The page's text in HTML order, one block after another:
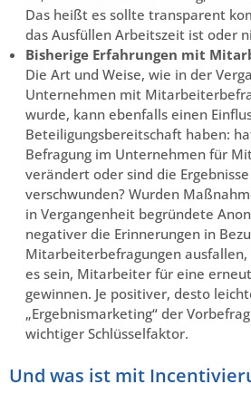
Das heißt es sollte transparent
das Ausfüllen Arbeitszeit ist oder
Bisherige Erfahrungen mit
Die Art und Weise, wie in der
Unternehmen mit
wurde, kann ebenfalls einen
Beteiligungsbereitschaft haben:
Befragung im Unternehmen für
verändert oder sind die
verschwunden? Wurden
in Vergangenheit begründete
negativer die Erinnerungen in
Mitarbeiterbefragungen
es sein, Mitarbeiter für eine
gewinnen. Je positiver, desto
„Ergebnismarketing“ der
wichtiger Schlüsselfaktor.
Und was ist mit